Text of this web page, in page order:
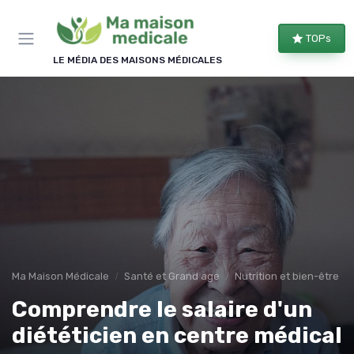
LE MÉDIA DES MAISONS MÉDICALES
TOPs
Ma Maison Médicale Santé et Grand age Nutrition et bien-être
Comprendre le salaire d'un
diététicien en centre médical
×
REJOIGNEZ LE CLUB
Bien équipé, bien chez soi !
Les membres du club reçoivent nos comparatifs
d'équipements, les évolutions des aides
financières et nos conseils d'aménagement, une à
deux fois par semaine.
Comparatifs Aides & droits
Bons plans Conseils